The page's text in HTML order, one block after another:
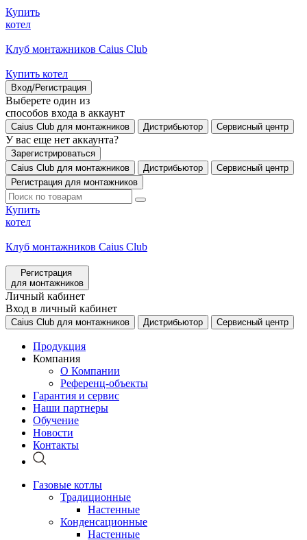
Купить
котел
Клуб монтажников Caius Club
Купить котел
Вход/Регистрация
Выберете один из
способов входа в аккаунт
Caius Club для монтажников Дистрибьютор Сервисный центр
У вас еще нет аккаунта?
Зарегистрироваться
Caius Club для монтажников
Дистрибьютор
Сервисный центр
Регистрация для монтажников
Купить
котел
Клуб монтажников Caius Club
Регистрация
для монтажников
Личный кабинет
Вход в личный кабинет
Caius Club для монтажников Дистрибьютор Сервисный центр
Продукция
Компания
О Компании
Референц-объекты
Гарантия и сервис
Наши партнеры
Обучение
Новости
Контакты
Газовые котлы
Традиционные
Настенные
Конденсационные
Настенные